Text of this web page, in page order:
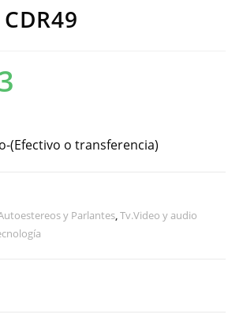
(Efectivo o transferencia)
y Parlantes,Tv.Video y audio